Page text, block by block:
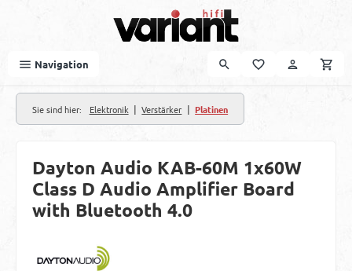
Navigation
Sie sind hier: Elektronik | Verstärker | Platinen
Dayton Audio KAB-60M 1x60W
Class D Audio Amplifier Board
with Bluetooth 4.0